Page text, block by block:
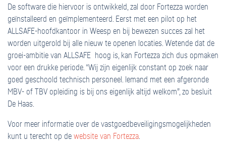
De software die hiervoor is ontwikkeld, zal door Fortezza worden
geïnstalleerd en geïmplementeerd. Eerst met een pilot op het
ALLSAFE-hoofdkantoor in Weesp en bij bewezen succes zal het
worden uitgerold bij alle nieuw te openen locaties. Wetende dat de
groei-ambitie van ALLSAFE hoog is, kan Fortezza zich dus opmaken
voor een drukke periode. “Wij zijn eigenlijk constant op zoek naar
goed geschoold technisch personeel. Iemand met een afgeronde
MBV- of TBV opleiding is bij ons eigenlijk altijd welkom”, zo besluit
De Haas.
Voor meer informatie over de vastgoedbeveiligingsmogelijkheden
kunt u terecht op de website van Fortezza